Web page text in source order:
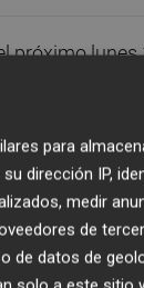
próximo lunes
y servicios
en el Ibex
estrategia
35 también el
A FCC y a la
para
dirección IP,
medir
de
de datos de